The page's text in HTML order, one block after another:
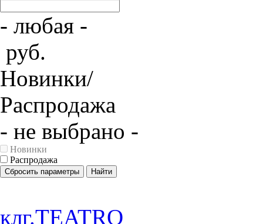
- любая -
руб.
Новинки/
Распродажа
- не выбрано -
Новинки
Распродажа
Сбросить параметры Найти
клг.TEATRO